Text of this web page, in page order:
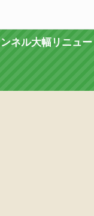
ネル大幅リニュー